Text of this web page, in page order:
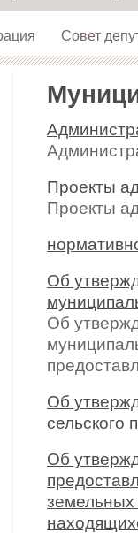
Совет
Проекты
Проекты
Об
Об
Об
сельского
Об
земельных